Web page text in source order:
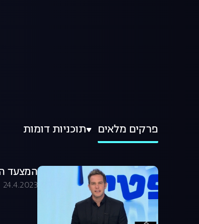
פרקים מלאים תוכניות דומות
המצעד
24.4.2023